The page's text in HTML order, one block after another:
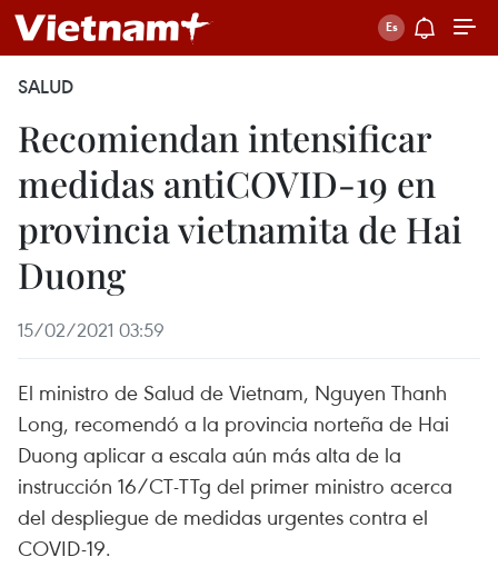
SALUD
Recomiendan intensificar
medidas antiCOVID-19 en
provincia vietnamita de Hai
Duong
15/02/2021 03:59
El ministro de Salud de Vietnam, Nguyen Thanh
Long, recomendó a la provincia norteña de Hai
Duong aplicar a escala aún más alta de la
instrucción 16/CT-TTg del primer ministro acerca
del despliegue de medidas urgentes contra el
COVID-19.